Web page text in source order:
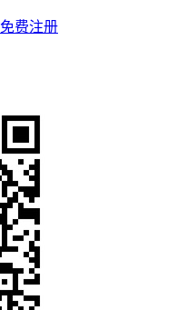
免费注册